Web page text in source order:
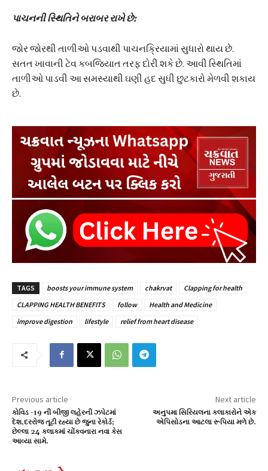
પાચનની સ્થિતિને બરાબર રાખે છે:
જોર જોરથી તાળીઓ પડવાથી પાચનક્રિયામાં સુધારો થાય છે.
સતત ખાવાની ટેવ કબજિયાત તરફ દોરી શકે છે. આવી સ્થિતિમાં
તાળીઓ પાડવી આ સમસ્યાથી ઘણી હદ સુધી છુટકારો મેળવી શકાય
છે.
TAGS boosts your immune system chakrvat
Clapping for health
CLAPPING HEALTH BENEFITS
follow
Health and Medicine
improve digestion
lifestyle relief from heart disease
Previous article
કોવિડ -19 ની બીજી લહેરની ઝપેટમાં
દેશ,દરરોજ તૂટી રહ્યા છે જુના રેકોર્ડ;
છેલ્લા 24 કલાકમાં ચોંકવનારા નવા કેસ
આવ્યા સામે.
Next article
અનુપમા સિરિયલના કલાકારોને એક
એપિસોડના આટલા રૂપિયા મળે છે.